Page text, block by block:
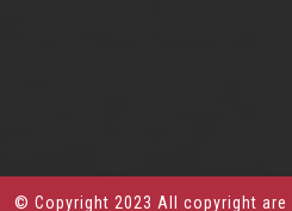
© Copyright 2023 All copyright are